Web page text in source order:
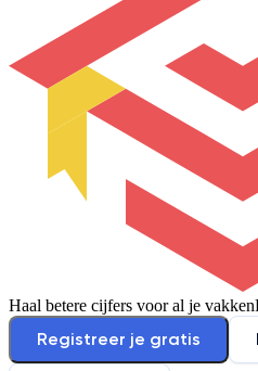
Haal betere cijfers voor al je vakken
Registreer je gratis